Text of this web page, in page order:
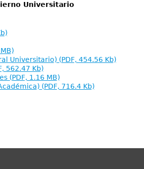
Universitario
Universitario) (PDF, 454.56 Kb)
562.47 Kb)
(PDF, 1.16 MB)
(PDF, 716.4 Kb)